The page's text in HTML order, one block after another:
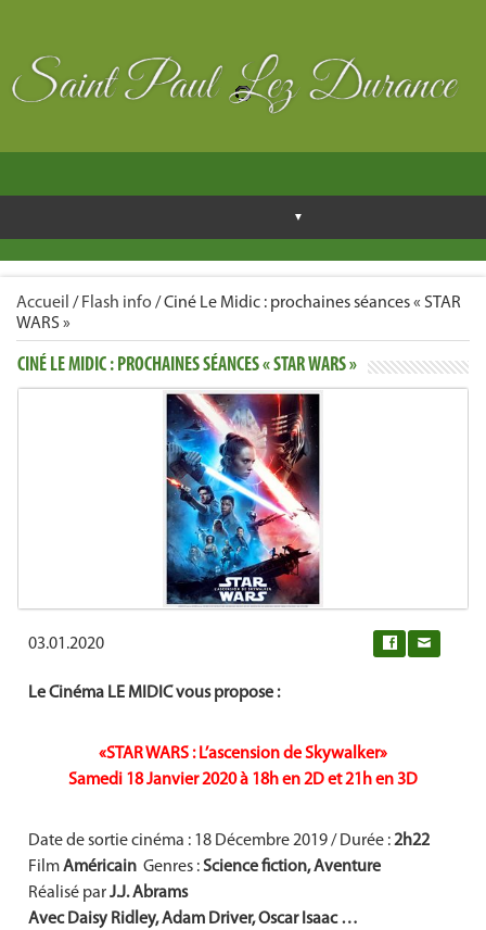
Accueil / Flash info /Ciné Le Midic : prochaines séances « STAR
WARS »
CINÉ LE MIDIC : PROCHAINES SÉANCES « STAR WARS »
03.01.2020
Le Cinéma LE MIDIC vous propose :
«STAR WARS : L’ascension de Skywalker»
Samedi 18 Janvier 2020 à 18h en 2D et 21h en 3D
Date de sortie cinéma : 18 Décembre 2019 / Durée :2h22
FilmAméricain Genres :Science fiction, Aventure
Réalisé parJ.J. Abrams
Avec Daisy Ridley, Adam Driver, Oscar Isaac …